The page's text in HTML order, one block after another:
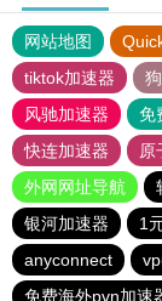
网站地图
tiktok加速器
风驰加速器
免
快连加速器
原
外网网址导航
银河加速器
1
anyconnect
免费海外pvn加速